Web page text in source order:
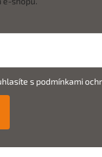
s podmínkami